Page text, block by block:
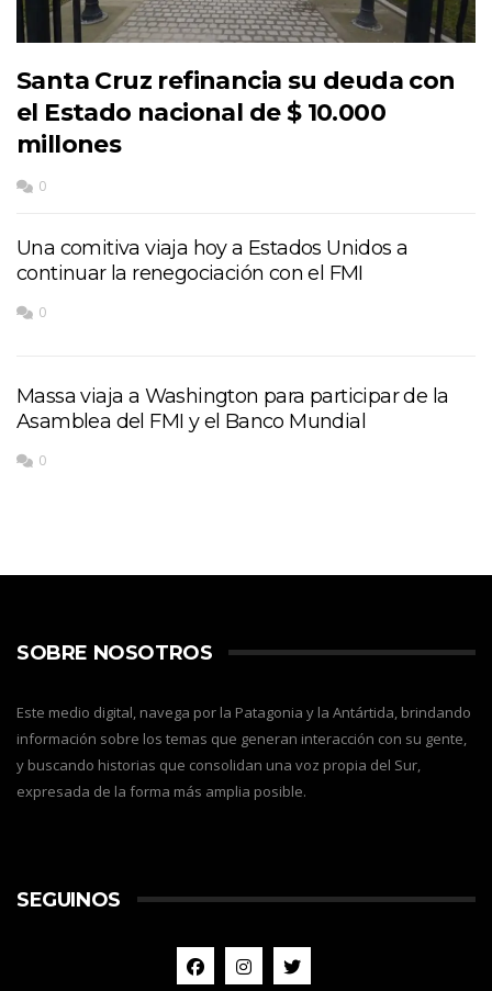
Santa Cruz refinancia su deuda con
el Estado nacional de $ 10.000
millones
0
Una comitiva viaja hoy a Estados Unidos a
continuar la renegociación con el FMI
0
Massa viaja a Washington para participar de la
Asamblea del FMI y el Banco Mundial
0
SOBRE NOSOTROS
Este medio digital, navega por la Patagonia y la Antártida, brindando
información sobre los temas que generan interacción con su gente,
y buscando historias que consolidan una voz propia del Sur,
expresada de la forma más amplia posible.
SEGUINOS